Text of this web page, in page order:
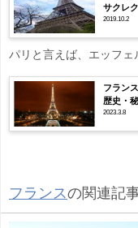
サクレ
2019.10.2
パリと言えば、エッフェ
フラン
歴史・
2023.3.8
フランスの関連記